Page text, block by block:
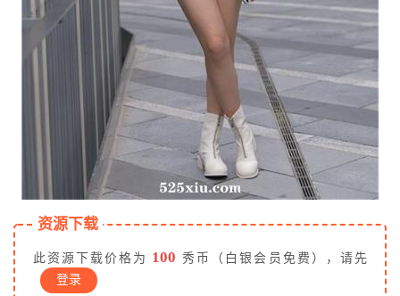
资源下载
此资源下载价格为 100 秀币（白银会员免费），请先
登录